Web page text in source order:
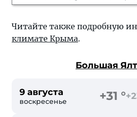
Читайте также подробную
климате Крыма.
Большая
9 августа
воскресенье +31 °